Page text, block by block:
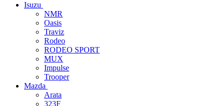
Isuzu
NMR
Oasis
Traviz
Rodeo
RODEO SPORT
MUX
Impulse
Trooper
Mazda
Arata
323F